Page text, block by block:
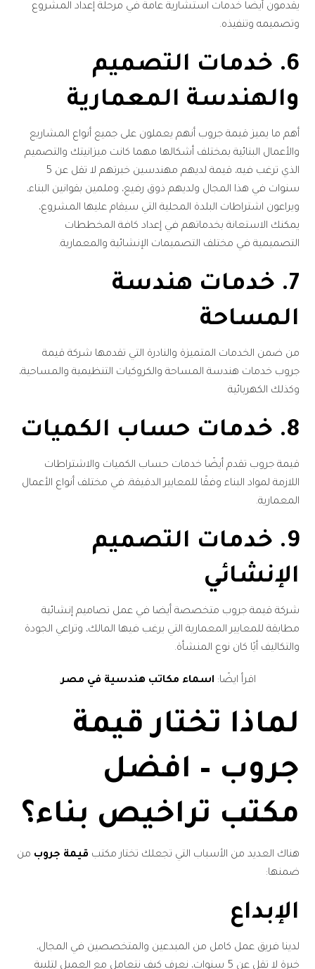
يقدمون أيضًا خدمات استشارية عامة في مرحلة إعداد المشروع
وتصميمه وتنفيذه.
6. خدمات التصميم
والهندسة المعمارية
أهم ما يميز قيمة جروب أنهم يعملون على جميع أنواع المشاريع
والأعمال البنائية بمختلف أشكالها مهما كانت ميزانيتك والتصميم
الذي ترغب فيه، قيمة لديهم مهندسين خبرتهم لا تقل عن 5
سنوات في هذا المجال ولديهم ذوق رفيع، وملمين بقوانين البناء،
ويراعون اشتراطات البلدة المحلية التي سيقام عليها المشروع،
يمكنك الاستعانة بخدماتهم في إعداد كافة المخططات
التصميمية في مختلف التصميمات الإنشائية والمعمارية.
7. خدمات هندسة
المساحة
من ضمن الخدمات المتميزة والنادرة التي تقدمها شركة قيمة
جروب خدمات هندسة المساحة والكروكيات التنظيمية والمساحية،
وكذلك الكهربائية
8. خدمات حساب الكميات
قيمة جروب تقدم أيضًا خدمات حساب الكميات والاشتراطات
اللازمة لمواد البناء وفقًا للمعايير الدقيقة، في مختلف أنواع الأعمال
المعمارية.
9. خدمات التصميم
الإنشائي
شركة قيمة جروب متخصصة أيضا في عمل تصاميم إنشائية
مطابقة للمعايير المعمارية التي يرغب فيها المالك، وتراعي الجودة
والتكاليف أيًا كان نوع المنشأة.
اقرأ ايضًا: اسماء مكاتب هندسية في مصر.
لماذا تختار قيمة
جروب – افضل
مكتب تراخيص بناء؟
هناك العديد من الأسباب التي تجعلك تختار مكتب قيمة جروب من
ضمنها:
الإبداع
لدينا فريق عمل كامل من المبدعين والمتخصصين في المجال،
خبرة لا تقل عن 5 سنوات، نعرف كيف نتعامل مع العميل لتلبية